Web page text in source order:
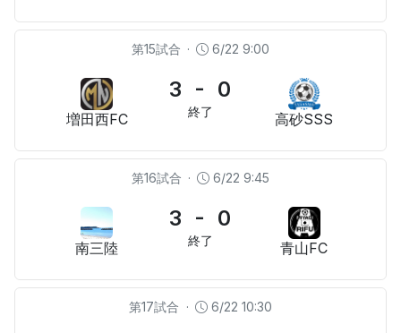
第15試合 · 6/22 9:00
増田西FC
3 - 0
終了 高砂SSS
第16試合 · 6/22 9:45
南三陸
3 - 0
終了 青山FC
第17試合 · 6/22 10:30